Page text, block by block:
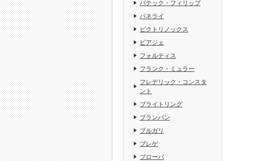
パテック・フィリップ
パネライ
ビクトリノックス
ピアジェ
フォルティス
フランク・ミュラー
フレデリック・コンスタ
ント
ブライトリング
ブランパン
ブルガリ
ブレゲ
ブローバ